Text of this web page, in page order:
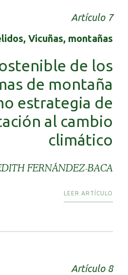
Artículo 7
Vicuñas, montañas
de los
de montaña
estrategia de
al cambio
climático
FERNÁNDEZ-BACA
LEER ARTÍCULO
Artículo 8